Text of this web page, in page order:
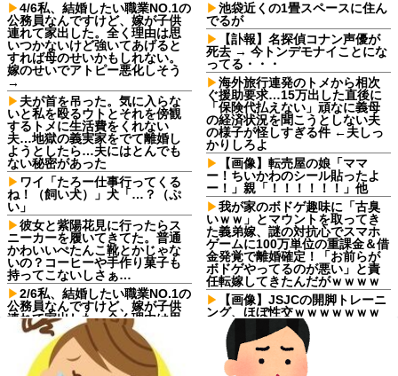
4/6私、結婚したい職業NO.1の
公務員なんですけど、嫁が子供
連れて家出した。全く理由は思
いつかないけど強いてあげると
すれば母のせいかもしれない。
嫁のせいでアトピー悪化しそう
→
夫が首を吊った。気に入らな
いと私を殴るウトとそれを傍観
するトメに生活費をくれない
夫…地獄の義実家をでて離婚し
ようとしたら…夫にはとんでも
ない秘密があった
ワイ「たろー仕事行ってくる
ね！（飼い犬）」犬「…？（ぷ
い」
彼女と紫陽花見に行ったらス
ニーカーを履いてきてた。普通
かわいいぺたんこ靴とかじゃな
いの？コーヒーや手作り菓子も
持ってこないしさぁ…
2/6私、結婚したい職業NO.1の
公務員なんですけど、嫁が子供
連れて家出した。全く理由は思
いつかないけど強いてあげると
すれば母のせいかもしれない。
嫁のせいでアトピー悪化しそう
池袋近くの1畳スペースに住ん
でるが
【訃報】名探偵コナン声優が
死去 → 今トンデモナイことにな
ってる・・・
海外旅行連発のトメから相次
ぐ援助要求…15万出した直後に
「保険代払えない」頑なに義母
の経済状況を聞こうとしない夫
の様子が怪しすぎる件 ←夫しっ
かりしろよ
【画像】転売屋の娘「ママ
ー！ちいかわのシール貼ったよ
ー！」親「！！！！！！」他
我が家のボドゲ趣味に「古臭
いｗｗ」とマウントを取ってき
た義弟嫁、謎の対抗心でスマホ
ゲームに100万単位の重課金＆借
金発覚で離婚確定！「お前らが
ボドゲやってるのが悪い」と責
任転嫁してきたんだがｗｗｗｗ
【画像】JSJCの開脚トレーニ
ング、ほぼ性交ｗｗｗｗｗｗｗ
ｗｗｗｗ
【悲報】ドラマ関係者「漫画
をドラマ化？脚本に糞アレンジ
加えなきゃ」←これ